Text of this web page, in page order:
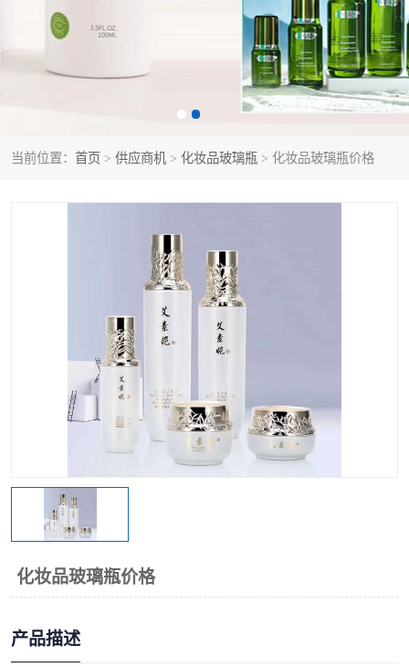
当前位置： 首页 > 供应商机 > 化妆品玻璃瓶 > 化妆品玻璃瓶价格
化妆品玻璃瓶价格
产品描述